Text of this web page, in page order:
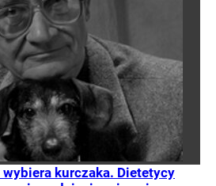
kurczaka. Dietetycy